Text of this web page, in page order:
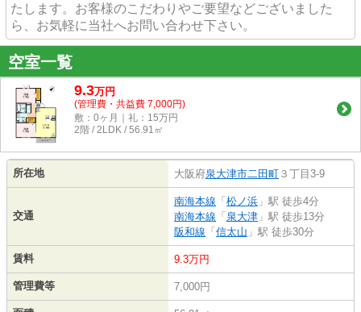
たします。お客様のこだわりやご要望などございました
ら、お気軽に当社へお問い合わせ下さい。
空室一覧
9.3万円
(管理費・共益費 7,000円)
敷：0ヶ月｜礼：15万円
2階 / 2LDK / 56.91㎡
所在地 大阪府泉大津市二田町 ３丁目3-9
交通
南海本線 「 松ノ浜 」駅 徒歩4分
南海本線 「 泉大津 」駅 徒歩13分
阪和線 「 信太山 」駅 徒歩30分
賃料 9.3万円
管理費等 7,000円